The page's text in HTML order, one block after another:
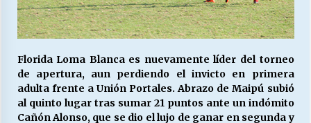
MUNICIPALIDADES, HONORARIOS, DESPIDOS
28/05/2026
Releyendo la Rerum Novarum a 135 años. “La
cuestión social hoy”.
16/05/2026
Florida Loma Blanca es nuevamente líder del torneo
de apertura, aun perdiendo el invicto en primera
adulta frente a Unión Portales. Abrazo de Maipú subió
al quinto lugar tras sumar 21 puntos ante un indómito
Cañón Alonso, que se dio el lujo de ganar en segunda y